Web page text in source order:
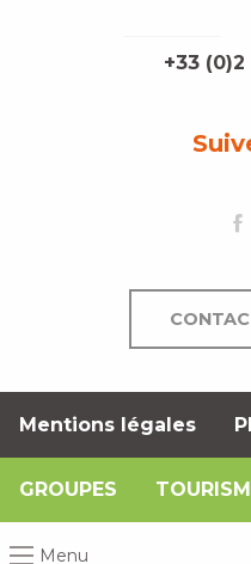
Menu
+33
Mentions légales
GROUPES